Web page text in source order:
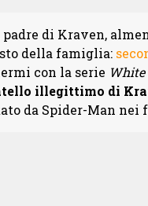
di Kraven,
della famiglia:
con la serie
illegittimo di
da Spider-Man nei